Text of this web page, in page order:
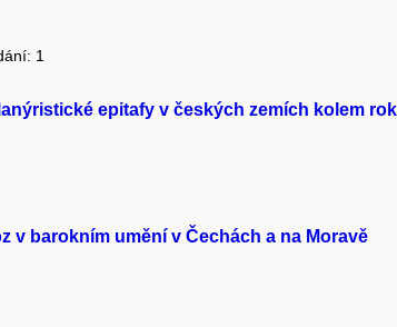
1
epitafy v českých zemích kolem
v barokním umění v Čechách a na Moravě